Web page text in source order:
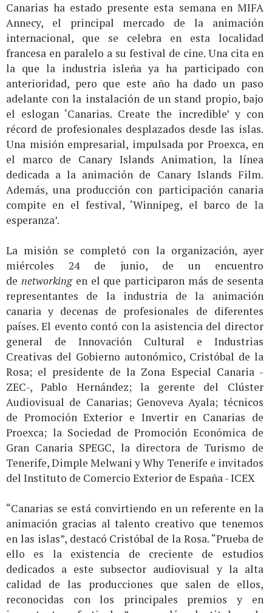
Canarias ha estado presente esta semana en MIFA
Annecy, el principal mercado de la animación
internacional, que se celebra en esta localidad
francesa en paralelo a su festival de cine. Una cita en
la que la industria isleña ya ha participado con
anterioridad, pero que este año ha dado un paso
adelante con la instalación de un stand propio, bajo
el eslogan ‘Canarias. Create the incredible’ y con
récord de profesionales desplazados desde las islas.
Una misión empresarial, impulsada por Proexca, en
el marco de Canary Islands Animation, la línea
dedicada a la animación de Canary Islands Film.
Además, una producción con participación canaria
compite en el festival, ‘Winnipeg, el barco de la
esperanza’.
La misión se completó con la organización, ayer
miércoles 24 de junio, de un encuentro
de networkingen el que participaron más de sesenta
representantes de la industria de la animación
canaria y decenas de profesionales de diferentes
países. El evento contó con la asistencia del director
general de Innovación Cultural e Industrias
Creativas del Gobierno autonómico, Cristóbal de la
Rosa; el presidente de la Zona Especial Canaria -
ZEC-, Pablo Hernández; la gerente del Clúster
Audiovisual de Canarias; Genoveva Ayala; técnicos
de Promoción Exterior e Invertir en Canarias de
Proexca; la Sociedad de Promoción Económica de
Gran Canaria SPEGC, la directora de Turismo de
Tenerife, Dimple Melwani y Why Tenerife e invitados
del Instituto de Comercio Exterior de España - ICEX
“Canarias se está convirtiendo en un referente en la
animación gracias al talento creativo que tenemos
en las islas”, destacó Cristóbal de la Rosa. “Prueba de
ello es la existencia de creciente de estudios
dedicados a este subsector audiovisual y la alta
calidad de las producciones que salen de ellos,
reconocidas con los principales premios y en